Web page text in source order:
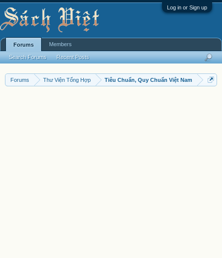
Log in or Sign up
Forums Thư Viện Tổng Hợp Tiêu Chuẩn, Quy Chuẩn Việt Nam
Forums
Search Forums Recent Posts
Members